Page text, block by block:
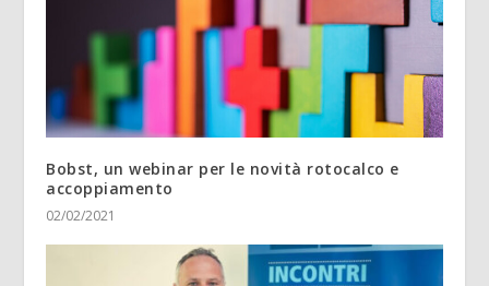
Bobst, un webinar per le novità rotocalco e
accoppiamento
02/02/2021